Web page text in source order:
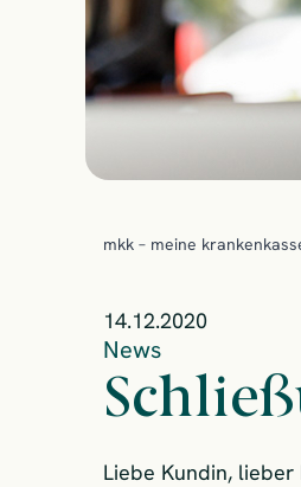
mkk – meine
14.12.2020
News
Liebe Kundin, lieber